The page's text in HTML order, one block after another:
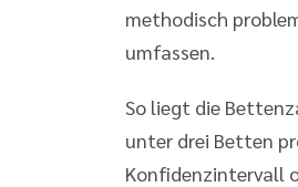
methodisch
umfassen.
So liegt die
unter drei Betten
Konfidenzintervall